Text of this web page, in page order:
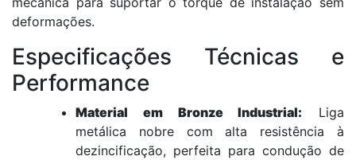
deformações.
Especificações Técnicas e
Performance
Material em Bronze Industrial: Liga
metálica nobre com alta resistência à
dezincificação, perfeita para condução de